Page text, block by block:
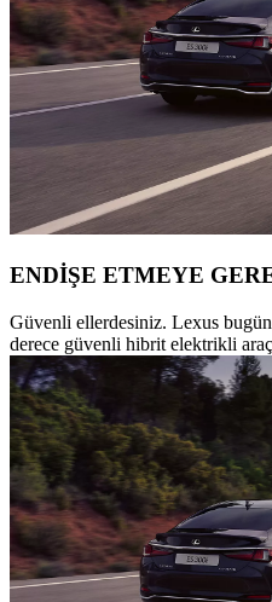
ENDİŞE ETMEYE
Güvenli ellerdesiniz. Lexus
derece güvenli hibrit elektrikli araç